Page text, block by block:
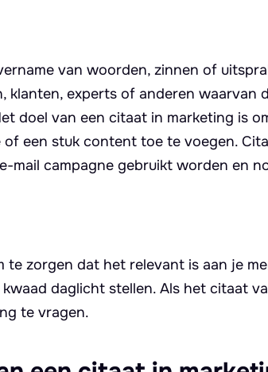
van woorden, zinnen of
klanten, experts of anderen waarvan
doel van een citaat in marketing is
een stuk content toe te voegen.
mail campagne gebruikt worden en
zorgen dat het relevant is aan je
daglicht stellen. Als het citaat
te vragen.